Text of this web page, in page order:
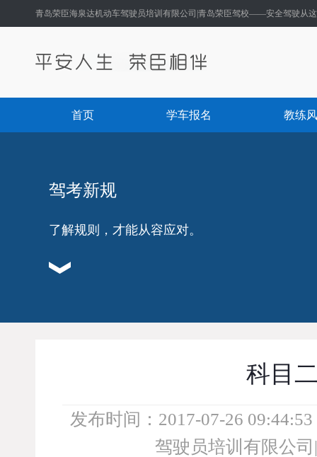
青岛荣臣海泉达机动车驾驶员培训有限公司|青岛荣臣驾校——安全驾驶从
首页 学车报名 教练
驾考新规
了解规则，才能从容应对。
科目
发布时间：2017-07-26 09:44:53
驾驶员培训有限公